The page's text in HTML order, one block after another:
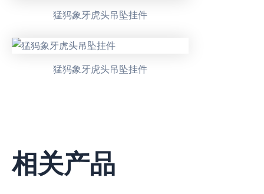
猛犸象牙虎头吊坠挂件
猛犸象牙虎头吊坠挂件
相关产品